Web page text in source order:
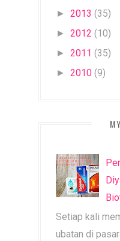
► 2013 (35)
► 2012 (10)
► 2011 (35)
► 2010 (9)
Setiap kali
ubatan di